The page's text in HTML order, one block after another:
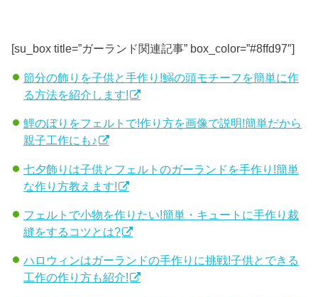
[su_box title=”ガーランド関連記事” box_color=”#8ffd97″]
節分の飾りを子供と手作り!鰯の頭モチーフを簡単に作
る方法を紹介します!
鯉のぼりをフェルトで!作り方を画像で説明!簡単だから
親子工作にも♪
七夕飾りは子供とフェルトのガーランドを手作り!簡単
な作り方教えます!
フェルトで小物を作りたい!簡単・キュートに手作り裁
縫をするコツとは?
ハロウィンはガーランドの手作りに挑戦!子供とできる
工作の作り方も紹介!